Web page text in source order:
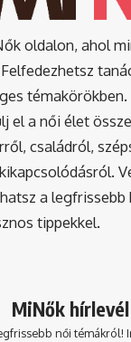
oldalon, ahol
témakörökben.
el a női élet
családról,
a legfrissebb
tippekkel.
MiNők hírlevél
női témákról!